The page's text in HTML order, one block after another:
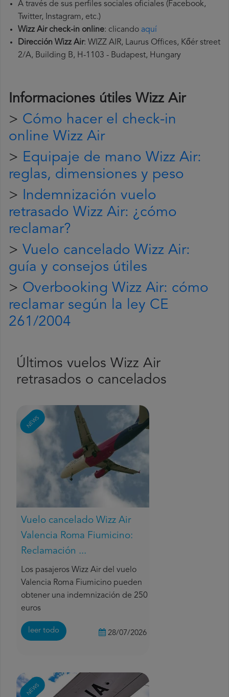
A través de sus perfiles sociales oficiales (Facebook,
Twitter, Instagram, etc.)
Wizz Air check-in online: clicando aquí
Dirección Wizz Air: WIZZ AIR, Laurus Offices, Kőér street
2/A, Building B, H-1103 - Budapest, Hungary
Informaciones útiles Wizz Air
> Cómo hacer el check-in
online Wizz Air
> Equipaje de mano Wizz Air:
reglas, dimensiones y peso
> Indemnización vuelo
retrasado Wizz Air: ¿cómo
reclamar?
> Vuelo cancelado Wizz Air:
guía y consejos útiles
> Overbooking Wizz Air: cómo
reclamar según la ley CE
261/2004
Últimos vuelos Wizz Air
retrasados o cancelados
NEWS
Vuelo cancelado Wizz Air
Valencia Roma Fiumicino:
Reclamación ...
Los pasajeros Wizz Air del vuelo
Valencia Roma Fiumicino pueden
obtener una indemnización de 250
euros
leer todo 28/07/2026
NEWS